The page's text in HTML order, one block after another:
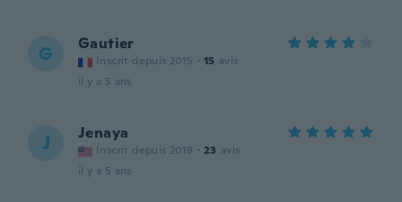
G Gautier
Inscrit depuis 2015 · 15 avis
il y a 5 ans
J Jenaya
Inscrit depuis 2019 · 23 avis
il y a 5 ans